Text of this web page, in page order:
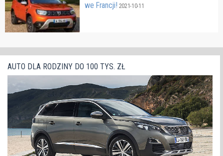
we Francji! 2021-10-11
AUTO DLA RODZINY DO 100 TYS. ZŁ